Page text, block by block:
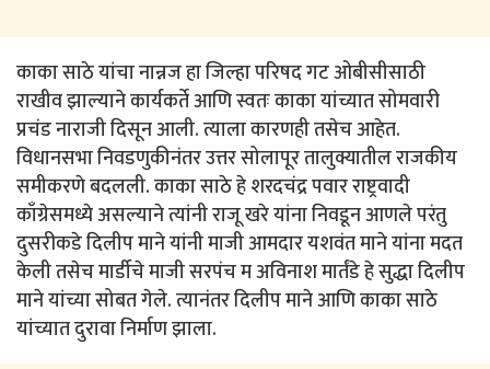
काका साठे यांचा नान्नज हा जिल्हा परिषद गट ओबीसीसाठी
राखीव झाल्याने कार्यकर्ते आणि स्वतः काका यांच्यात सोमवारी
प्रचंड नाराजी दिसून आली. त्याला कारणही तसेच आहेत.
विधानसभा निवडणुकीनंतर उत्तर सोलापूर तालुक्यातील राजकीय
समीकरणे बदलली. काका साठे हे शरदचंद्र पवार राष्ट्रवादी
काँग्रेसमध्ये असल्याने त्यांनी राजू खरे यांना निवडून आणले परंतु
दुसरीकडे दिलीप माने यांनी माजी आमदार यशवंत माने यांना मदत
केली तसेच मार्डीचे माजी सरपंच म अविनाश मार्तंडे हे सुद्धा दिलीप
माने यांच्या सोबत गेले. त्यानंतर दिलीप माने आणि काका साठे
यांच्यात दुरावा निर्माण झाला.